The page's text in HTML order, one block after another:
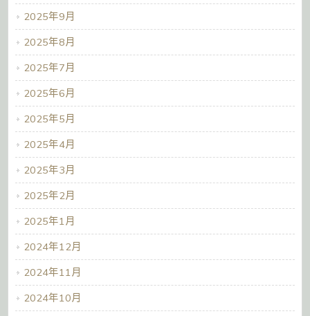
2025年9月
2025年8月
2025年7月
2025年6月
2025年5月
2025年4月
2025年3月
2025年2月
2025年1月
2024年12月
2024年11月
2024年10月